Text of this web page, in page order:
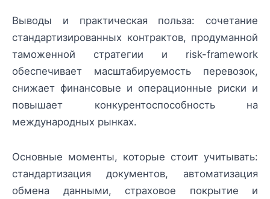
Выводы и практическая польза: сочетание
стандартизированных контрактов, продуманной
таможенной стратегии и risk-framework
обеспечивает масштабируемость перевозок,
снижает финансовые и операционные риски и
повышает конкурентоспособность на
международных рынках.
Основные моменты, которые стоит учитывать:
стандартизация документов, автоматизация
обмена данными, страховое покрытие и